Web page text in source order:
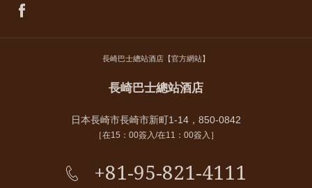
長崎巴士總站酒店【官方網站】
長崎巴士總站酒店
日本長崎市長崎市新町1-14，850-0842
［在15：00簽入/在11：00簽入］
+81-95-821-4111